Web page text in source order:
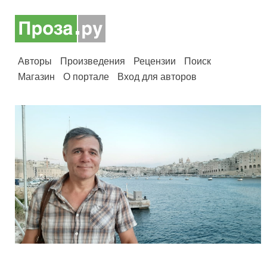
Авторы Произведения Рецензии
Поиск
Магазин
О портале Вход для авторов